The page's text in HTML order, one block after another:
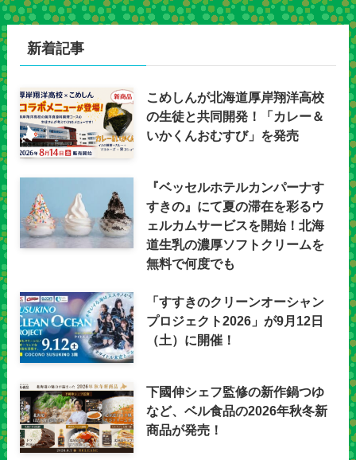
新着記事
こめしんが北海道厚岸翔洋高校
の生徒と共同開発！「カレー＆
いかくんおむすび」を発売
『ベッセルホテルカンパーナす
すきの』にて夏の滞在を彩るウ
ェルカムサービスを開始！北海
道生乳の濃厚ソフトクリームを
無料で何度でも
「すすきのクリーンオーシャン
プロジェクト2026」が9月12日
（土）に開催！
下國伸シェフ監修の新作鍋つゆ
など、ベル食品の2026年秋冬新
商品が発売！